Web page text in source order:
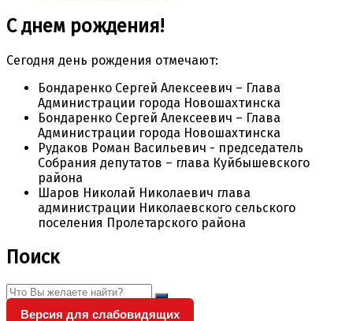
С днем рождения!
Сегодня день рождения отмечают:
Бондаренко Сергей Алексеевич – Глава
Администрации города Новошахтинска
Бондаренко Сергей Алексеевич – Глава
Администрации города Новошахтинска
Рудаков Роман Васильевич - председатель
Собрания депутатов – глава Куйбышевского
района
Шаров Николай Николаевич глава
администрации Николаевского сельского
поселения Пролетарского района
Поиск
Версия для слабовидящих